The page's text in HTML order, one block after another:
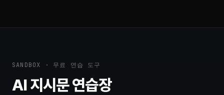
SANDBOX · 무료 연습 도구
AI 지시문 연습장